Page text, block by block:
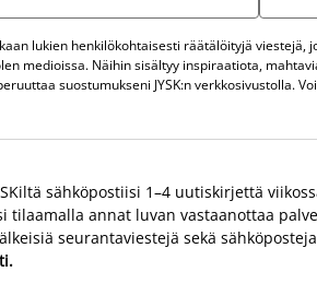
lukien henkilökohtaisesti räätälöityjä
medioissa. Näihin sisältyy inspiraatiota,
suostumukseni JYSK:n verkkosivustolla.
sähköpostiisi 1–4 uutiskirjettä
annat luvan vastaanottaa
seurantaviestejä sekä